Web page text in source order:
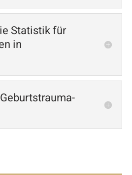
Statistik für
in